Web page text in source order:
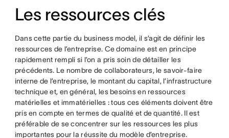
Les ressources clés
Dans cette partie du business model, il s’agit de définir les
ressources de l’entreprise. Ce domaine est en principe
rapidement rempli si l’on a pris soin de détailler les
précédents. Le nombre de collaborateurs, le savoir-faire
interne de l’entreprise, le montant du capital, l’infrastructure
technique et, en général, les besoins en ressources
matérielles et immatérielles : tous ces éléments doivent être
pris en compte en termes de qualité et de quantité. Il est
préférable de se concentrer sur les ressources les plus
importantes pour la réussite du modèle d’entreprise.